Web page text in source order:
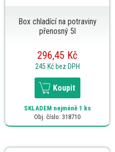
Box chladící na potraviny
přenosný 5l
296,45 Kč
245 Kč bez DPH
Koupit
SKLADEM nejméně 1 ks
Obj. číslo: 318710